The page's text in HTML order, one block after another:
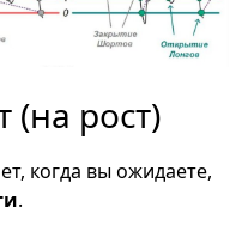
(на рост)
когда вы ожидаете,
.